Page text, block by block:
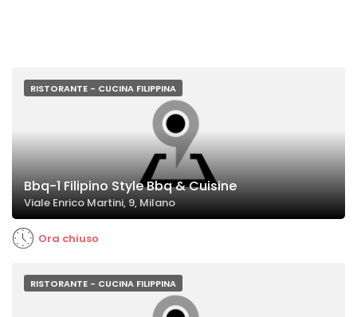
RISTORANTE - CUCINA FILIPPINA
Bbq-1 Filipino Style Bbq & Cuisine
Viale Enrico Martini, 9, Milano
Ora chiuso
RISTORANTE - CUCINA FILIPPINA